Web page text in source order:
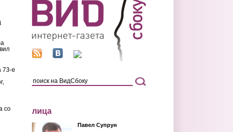
73-е
со
лица
Павел Супрун